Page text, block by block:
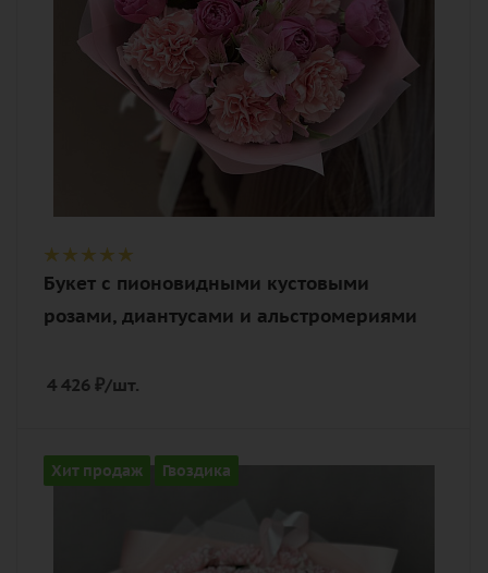
Букет с пионовидными кустовыми
розами, диантусами и альстромериями
4 426 ₽/шт.
Хит продаж Гвоздика
Количество
23